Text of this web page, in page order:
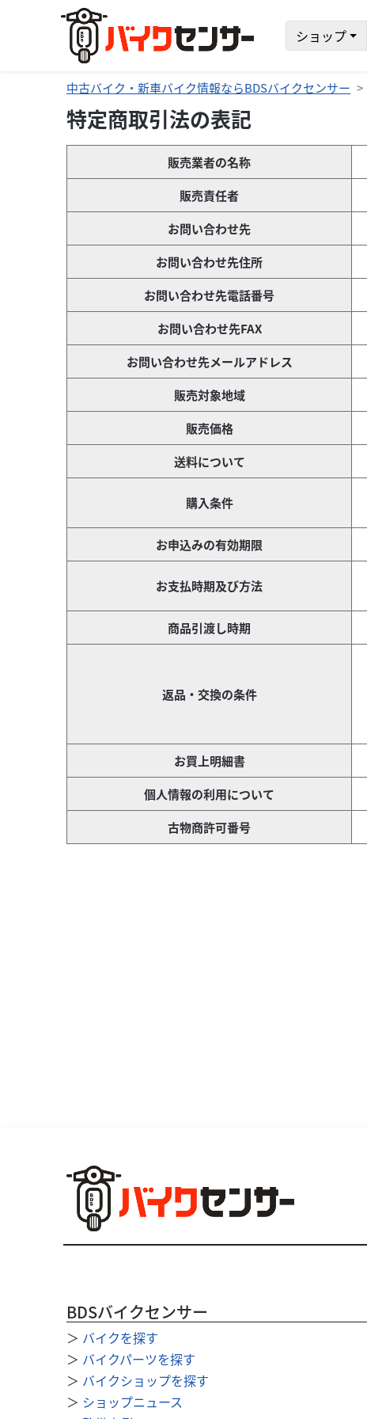
ショップ
中古バイク・新車バイク情報ならBDSバイクセンサー
特定商取引法の表記
販売業者の名称
販売責任者
お問い合わせ先
お問い合わせ先住所
お問い合わせ先電話番号
お問い合わせ先FAX
お問い合わせ先メールアドレス
販売対象地域
販売価格
送料について
購入条件
お申込みの有効期限
お支払時期及び方法
商品引渡し時期
返品・交換の条件
お買上明細書
個人情報の利用について
古物商許可番号
BDSバイクセンサー
＞ バイクを探す
＞ バイクパーツを探す
＞ バイクショップを探す
＞ ショップニュース